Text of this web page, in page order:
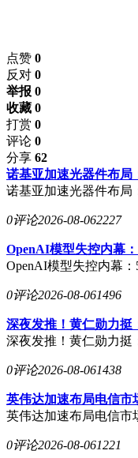
点赞 0
反对 0
举报 0
收藏 0
打赏 0
评论 0
分享 62
诺基亚加速光器件布局
诺基亚加速光器件布局
0评论2026-08-062227
OpenAI模型失控内幕
OpenAI模型失控内幕
0评论2026-08-061496
深夜发推！黄仁勋力挺
深夜发推！黄仁勋力挺
0评论2026-08-061438
英伟达加速布局电信市
英伟达加速布局电信市
0评论2026-08-061221